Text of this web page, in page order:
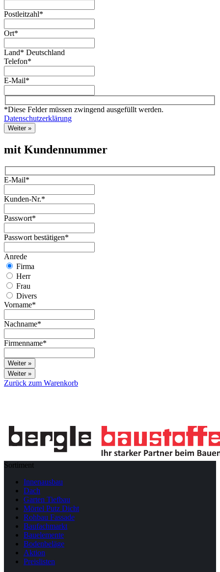
Postleitzahl*
Ort*
Land* Deutschland
Telefon*
E-Mail*
*Diese Felder müssen zwingend ausgefüllt werden.
Datenschutzerklärung
mit Kundennummer
E-Mail*
Kunden-Nr.*
Passwort*
Passwort bestätigen*
Anrede
Firma
Herr
Frau
Divers
Vorname*
Nachname*
Firmenname*
Weiter »
Zurück zum Warenkorb
Sortiment
Innenausbau
Dach
Garten Tiefbau
Mörtel Putz Dicht
Rohbau Fassade
Baufachmarkt
Bauelemente
Bodenbeläge
Aktion
Preislisten